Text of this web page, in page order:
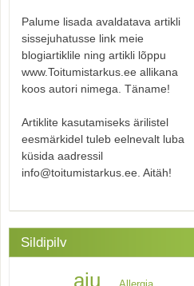
Palume lisada avaldatava artikli
sissejuhatusse link meie
blogiartiklile ning artikli lõppu
www.Toitumistarkus.ee allikana
koos autori nimega. Täname!
Artiklite kasutamiseks ärilistel
eesmärkidel tuleb eelnevalt luba
küsida aadressil
info@toitumistarkus.ee. Aitäh!
Sildipilv
aju